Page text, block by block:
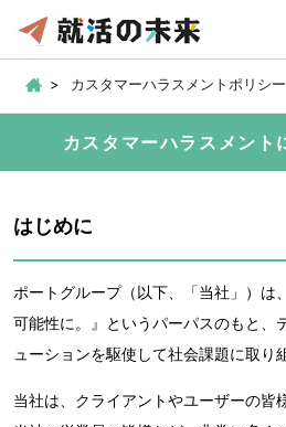
カスタマーハラスメントポリシー